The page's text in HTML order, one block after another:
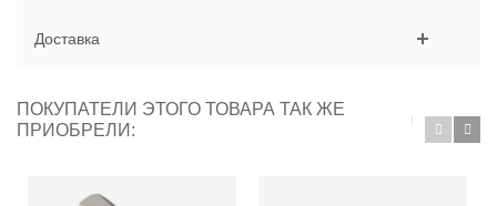
Доставка
ПОКУПАТЕЛИ ЭТОГО ТОВАРА ТАК ЖЕ
ПРИОБРЕЛИ: